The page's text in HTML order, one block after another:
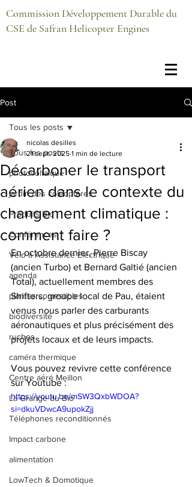
Commission Développement Durable du
CSE de Safran Helicopter Engines
Post
Tous les posts
photovoltaïque
jardin des coléoptères
Produits Bio
Conférences
Vélo à Assistance Electrique
agenda
plantes comestibles
biodiversité
ruches
caméra thermique
Centre aéré Meillon
La Grange du Bio
Téléphones reconditionnés
Impact carbone
alimentation
LowTech & Domotique
Tous les posts
Décarboner le transport
aérien dans le contexte du
changement climatique :
comment faire ?
nicolas desilles
21 sept. 2025 1 min de lecture
En octobre dernier, Pierre Biscay
(ancien Turbo) et Bernard Galtié (ancien
Total), actuellement membres des
Shifters, groupe local de Pau, étaient
venus nous parler des carburants
aéronautiques et plus précisément des
projets locaux et de leurs impacts.
Vous pouvez revivre cette conférence
sur Youtube :
https://youtu.be/mSW3QxbWDOA?
si=dkuVDwcA9upokZjj